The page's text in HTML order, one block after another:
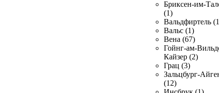
Бриксен-им-
(1)
Вальдфиртель
Вальс (1)
Вена (67)
Гойнг-ам-
Кайзер (2)
Грац (3)
Зальцбург-
(12)